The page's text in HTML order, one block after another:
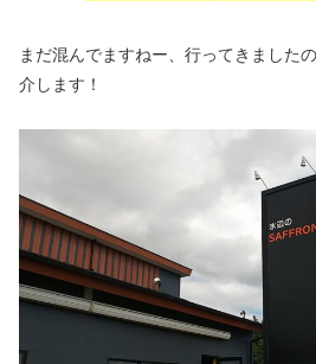
まだ混んでますねー、行ってきました
介します！